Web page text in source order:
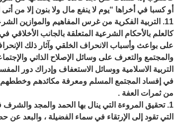
أو كسبا في أخراها “يوم لا ينفع مال ولا بنون إلا من
11. التربية الفكرية من غرس المفاهيم والموازين الشرعية ذات العلاقة بالاستعفاف
كالعلم بالأحكام الشرعية المتعلقة بالجانب الأخلاقي
على بواعث وأسباب الانحراف الخلقي وآثار ذلك
والمجتمع والتعرف على وسائل الإصلاح الذاتي
التربية الاسلامية ووسائل الاستعفاف وإدراك دور
في إفساد المجتمع المسلم ومعرفة مكائدهم وخططهم
من ثمرات العفة .
1. تحقيق المروءة التي ينال بها الحمد والمجد والشرف في الدنيا والآخرة
التي تقود إلى الإرتقاء في سماء الفضيلة ، والبعد عن